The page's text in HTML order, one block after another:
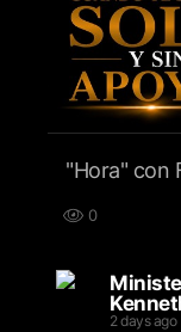
"Hora" con
0
2 days ago